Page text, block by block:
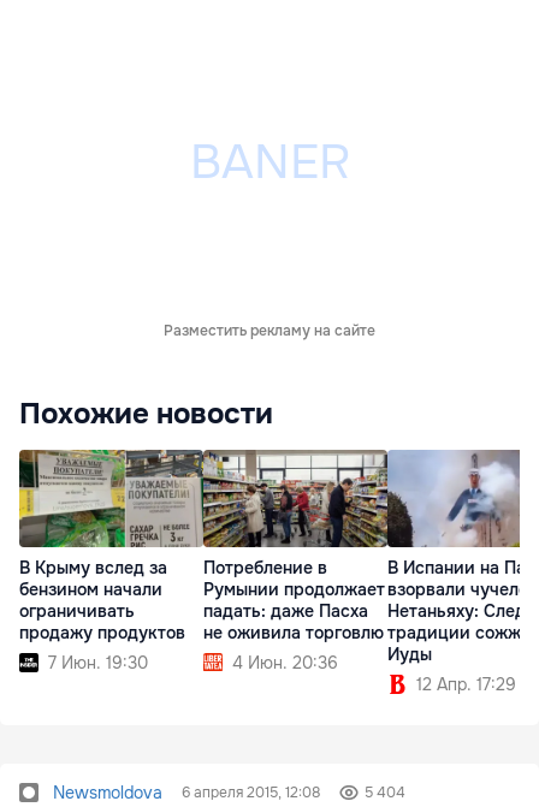
Разместить рекламу на сайте
Похожие новости
В Крыму вслед за
бензином начали
ограничивать
продажу продуктов
7 Июн. 19:30
Потребление в
Румынии продолжает
падать: даже Пасха
не оживила торговлю
4 Июн. 20:36
В Испании на
взорвали чучело
Нетаньяху:
традиции
Иуды
12 Апр. 17:29
Newsmoldova 6 апреля 2015, 12:08 5 404